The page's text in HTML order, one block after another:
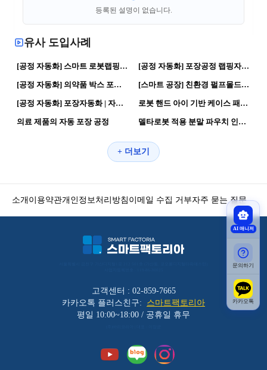
등록된 설명이 없습니다.
유사 도입사례
26 0
[공정 자동화] 스마트 로봇랩핑기 | 로봇활용 · 스마트공장 [공정 자동화] 포장공정 랩핑자동화 | 로봇활용 · 스마트공장
251 0
[공정 자동화] 의약품 박스 포장 자동화 설비 | 로봇활용 · 자동화 공정
105 0
[스마트 공장] 친환경 펄프몰드 완충제 | 제조혁신 · 스마트공장
325 0
[공정 자동화] 포장자동화 | 자율화 공장 자동화 공정
80 0
로봇 핸드 아이 기반 케이스 패킹 자동화 #1
114 0
의료 제품의 자동 포장 공정
107 0
델타로봇 적용 분말 파우치 인케이싱·박스포장 자동화
+ 더보기
소개 이용약관개인정보처리방침 이메일 수집 거부자주 묻는 질문
고객센터 : 02-859-7665
카카오톡 플러스친구:
스마트팩토리아
평일 10:00~18:00 / 공휴일 휴무
AI 매니저
문의하기
카카오톡